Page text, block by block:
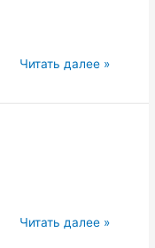
Проекты
Читать далее »
Гармония
Читать далее »